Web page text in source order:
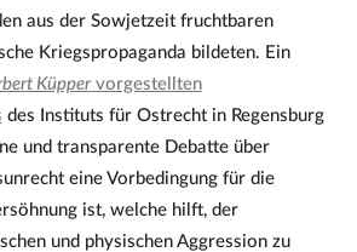
aus der Sowjetzeit fruchtbaren
Kriegspropaganda bildeten. Ein
Küppervorgestellten
des Instituts für Ostrecht in Regensburg
und transparente Debatte über
eine Vorbedingung für die
ist, welche hilft, der
und physischen Aggression zu